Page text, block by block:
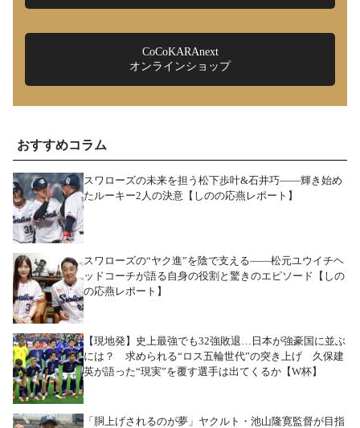
CoCoKARAnext
オンラインショップ
おすすめコラム
スワローズの未来を担う松下歩叶&石井巧――輝き始め
たルーキー2人の決意【しのの応燕レポート】
スワローズの“ヤク進”を陰で支える――松元ユウイチヘ
ッドコーチが語る自身の役割と驚きのエピソード【しの
の応燕レポート】
【現地発】史上最強でも32強敗退…日本が強豪国に並ぶ
には？ 求められる“ロス五輪世代”の突き上げ 久保建
英が語った“現実”を覆す選手は出てくるか【W杯】
「胴上げされるのが夢」ヤクルト・池山隆寛監督が目指